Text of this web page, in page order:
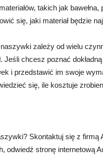
takich jak
się, jaki materiał będzie
zależy od wielu
Jeśli chcesz poznać
i przedstawić im swoje
się, ile kosztuje
Skontaktuj się z firmą
odwiedź stronę internetową